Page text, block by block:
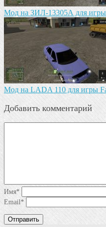
Мод на ЗИЛ-13305А для
Мод на LADA 110 для игры
Добавить комментарий
Имя*
Email*